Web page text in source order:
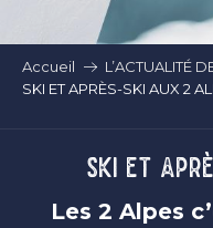
Accueil
L’ACTUALITÉ
SKI ET APRÈS-SKI AUX 2
SKI ET
Les 2 Alpes